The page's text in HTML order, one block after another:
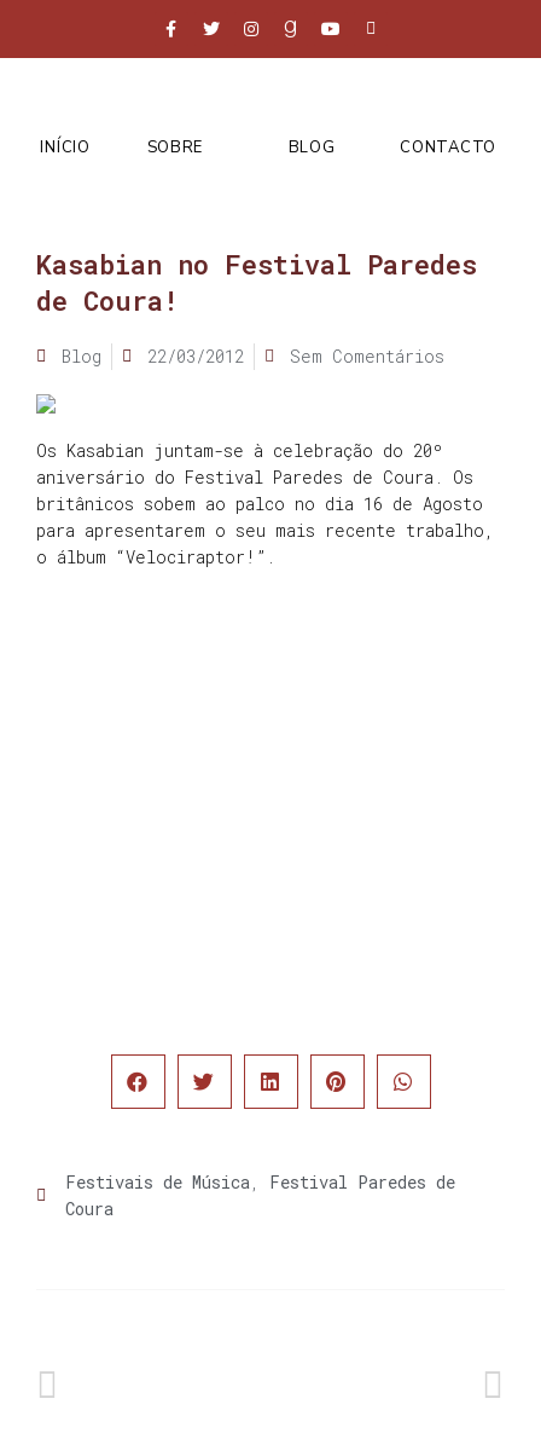
INÍCIO SOBRE BLOG CONTACTO
Kasabian no Festival Paredes
de Coura!
Blog 22/03/2012 Sem Comentários
Os Kasabian juntam-se à celebração do 20º
aniversário do Festival Paredes de Coura. Os
britânicos sobem ao palco no dia 16 de Agosto
para apresentarem o seu mais recente trabalho,
o álbum “Velociraptor!”.
Festivais de Música, Festival Paredes de
Coura